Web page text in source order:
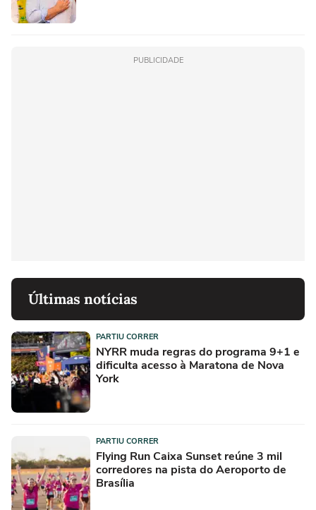
PUBLICIDADE
Últimas notícias
PARTIU CORRER
NYRR muda regras do programa 9+1 e
dificulta acesso à Maratona de Nova
York
PARTIU CORRER
Flying Run Caixa Sunset reúne 3 mil
corredores na pista do Aeroporto de
Brasília